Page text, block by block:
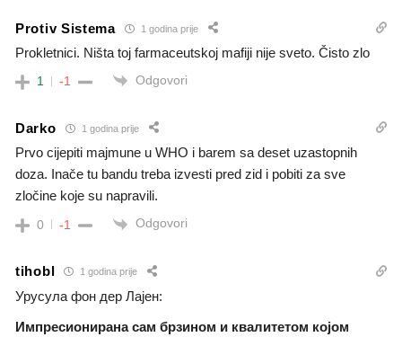
Protiv Sistema 1 godina prije
Prokletnici. Ništa toj farmaceutskoj mafiji nije sveto. Čisto zlo
1 -1 Odgovori
Darko 1 godina prije
Prvo cijepiti majmune u WHO i barem sa deset uzastopnih
doza. Inače tu bandu treba izvesti pred zid i pobiti za sve
zločine koje su napravili.
0 -1 Odgovori
tihobl 1 godina prije
Урусула фон дер Лајен:
Импресионирана сам брзином и квалитетом којом